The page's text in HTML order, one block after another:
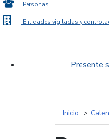
Personas
Entidades vigiladas y
Presente
Inicio